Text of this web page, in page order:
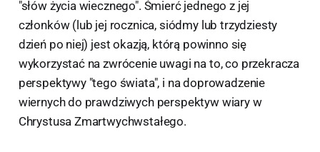
"słów życia wiecznego". Śmierć jednego z jej
członków (lub jej rocznica, siódmy lub trzydziesty
dzień po niej) jest okazją, którą powinno się
wykorzystać na zwrócenie uwagi na to, co przekracza
perspektywy "tego świata", i na doprowadzenie
wiernych do prawdziwych perspektyw wiary w
Chrystusa Zmartwychwstałego.